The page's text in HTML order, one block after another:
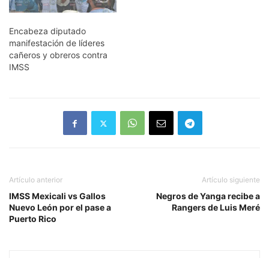
Encabeza diputado
manifestación de líderes
cañeros y obreros contra
IMSS
Artículo anterior
IMSS Mexicali vs Gallos
Nuevo León por el pase a
Puerto Rico
Artículo siguiente
Negros de Yanga recibe a
Rangers de Luis Meré